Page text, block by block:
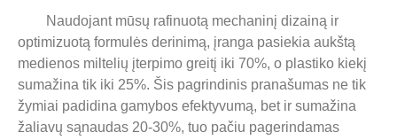
Naudojant mūsų rafinuotą mechaninį dizainą ir
optimizuotą formulės derinimą, įranga pasiekia aukštą
medienos miltelių įterpimo greitį iki 70%, o plastiko kiekį
sumažina tik iki 25%. Šis pagrindinis pranašumas ne tik
žymiai padidina gamybos efektyvumą, bet ir sumažina
žaliavų sąnaudas 20-30%, tuo pačiu pagerindamas